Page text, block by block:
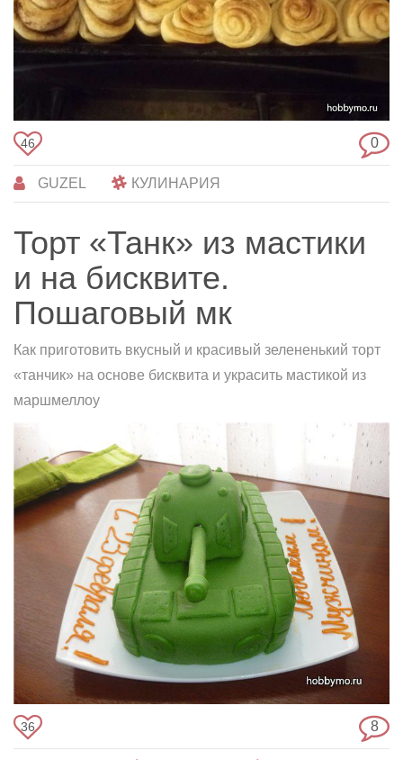
46 0
GUZEL КУЛИНАРИЯ
Торт «Танк» из мастики
и на бисквите.
Пошаговый мк
Как приготовить вкусный и красивый зелененький торт
«танчик» на основе бисквита и украсить мастикой из
маршмеллоу
36 8